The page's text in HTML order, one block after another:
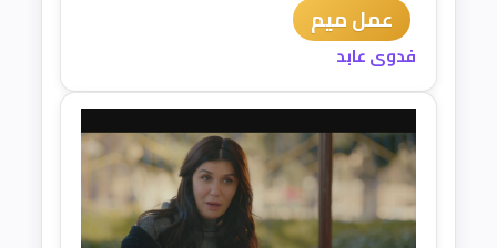
عمل ميم
فدوى عابد